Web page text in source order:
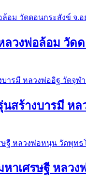
วงพ่อล้อม วัด
สร้างบารมี ห
าเศรษฐี หลว